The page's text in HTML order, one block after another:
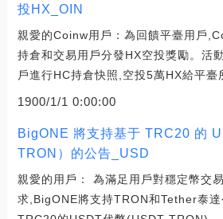
投HX_OIN
親愛的Coinw用戶：為回饋平臺用戶
持倉和交易用戶分發HX空投獎勵。活
戶進行HC持倉快照,空投5萬HX給平臺
1900/1/1 0:00:00
BigONE 將支持基于 TRC20 的
TRON）的公告_USD
親愛的用戶： 為滿足用戶對穩定幣交
求,BigONE將支持TRON和Tether泰